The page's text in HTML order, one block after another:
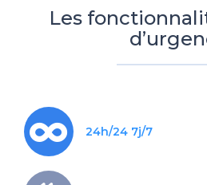
Les
24h/24 7j/7